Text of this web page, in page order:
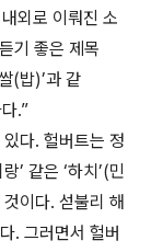
외로 이뤄진 소
기 좋은 제목
(밥)’과 같
.”
다. 헐버트는 정
’ 같은 ‘하치’(민
이다. 섣불리 해
. 그러면서 헐버